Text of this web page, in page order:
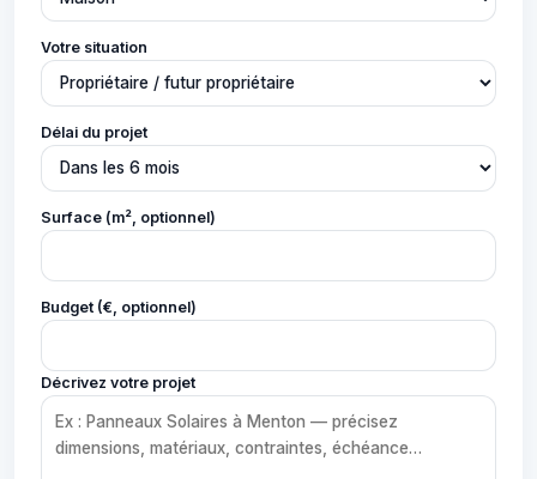
Votre situation
Délai du projet
Surface (m², optionnel)
Budget (€, optionnel)
Décrivez votre projet